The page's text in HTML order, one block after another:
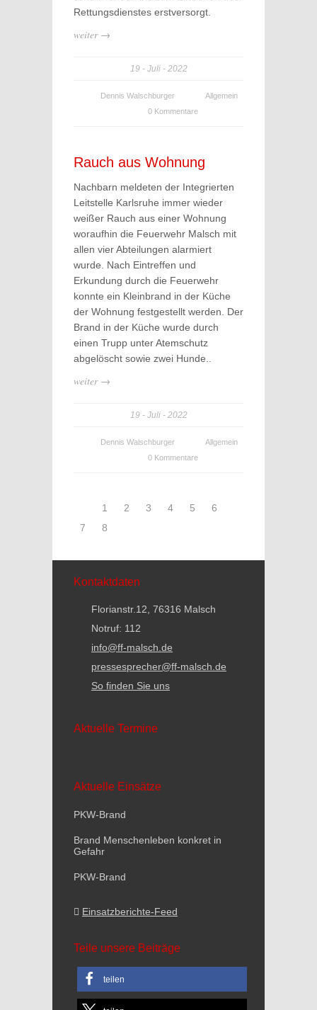
Rettungsdienstes erstversorgt.
weiter →
19 Juli 2022
Dennis Walschburger
Allgemein
0 Kommentare
Rauch aus Wohnung
Nachbarn meldeten der Integrierten
Leitstelle Karlsruhe immer wieder
weißer Rauch aus einer Wohnung
woraufhin die Feuerwehr Malsch mit
allen vier Abteilungen alarmiert
wurde. Nach Eintreffen und
Erkundung durch die Feuerwehr
konnte ein Kleinbrand in der Küche
der Wohnung festgestellt werden. Der
Brand in der Küche wurde durch
einen Trupp unter Atemschutz
abgelöscht sowie zwei Hunde..
weiter →
19 Juli 2022
Dennis Walschburger
Allgemein
0 Kommentare
1 2 3 4 5
6
7
8
Kontaktdaten
Florianstr.12, 76316 Malsch
Notruf: 112
info@ff-malsch.de
pressesprecher@ff-malsch.de
So finden Sie uns
Aktuelle Termine
Aktuelle Einsätze
PKW-Brand
Brand Menschenleben konkret in
Gefahr
PKW-Brand
Einsatzberichte-Feed
Teile unsere Beiträge
teilen